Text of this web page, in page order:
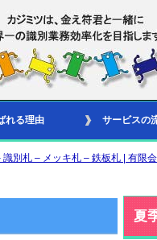
れる理由 サービスの
別札 – メッキ札 – 鉄板札 | 有限
夏